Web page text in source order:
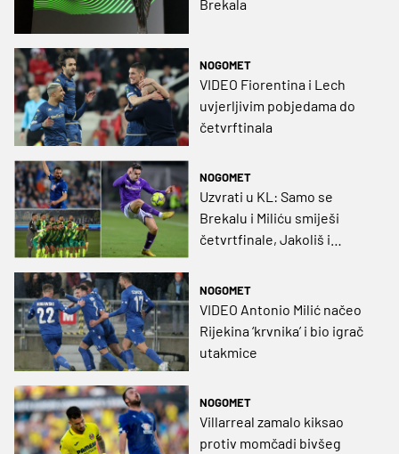
Brekala
NOGOMET
VIDEO Fiorentina i Lech
uvjerljivim pobjedama do
četvrftinala
NOGOMET
Uzvrati u KL: Samo se
Brekalu i Miliću smiješi
četvrtfinale, Jakoliš i
NOGOMET
VIDEO Antonio Milić načeo
Rijekina ‘krvnika’ i bio igrač
utakmice
NOGOMET
Villarreal zamalo kiksao
protiv momčadi bivšeg